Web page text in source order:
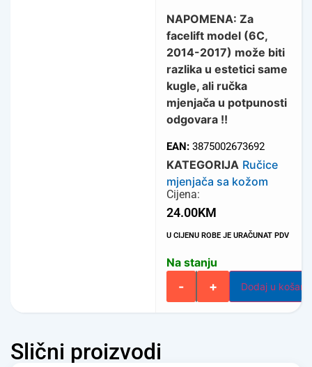
NAPOMENA: Za
facelift model (6C,
2014-2017) može biti
razlika u estetici same
kugle, ali ručka
mjenjača u potpunosti
odgovara !!
EAN:3875002673692
KATEGORIJA Ručice
mjenjača sa kožom
Cijena:
24.00KM
U CIJENU ROBE JE URAČUNAT PDV
Na stanju
- + Dodaj u
Slični proizvodi